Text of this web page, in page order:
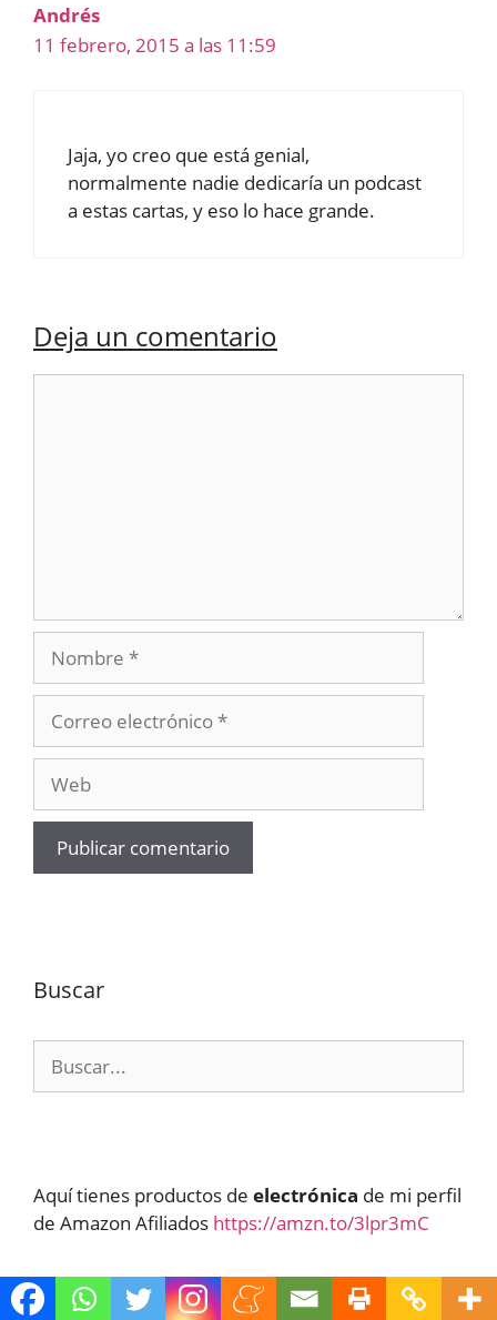
Andrés
11 febrero, 2015 a las 11:59
Jaja, yo creo que está genial,
normalmente nadie dedicaría un podcast
a estas cartas, y eso lo hace grande.
Deja un comentario
Nombre
electrónico
Buscar
Aquí tienes productos de electrónica de mi perfil
de Amazon Afiliados https://amzn.to/3lpr3mC